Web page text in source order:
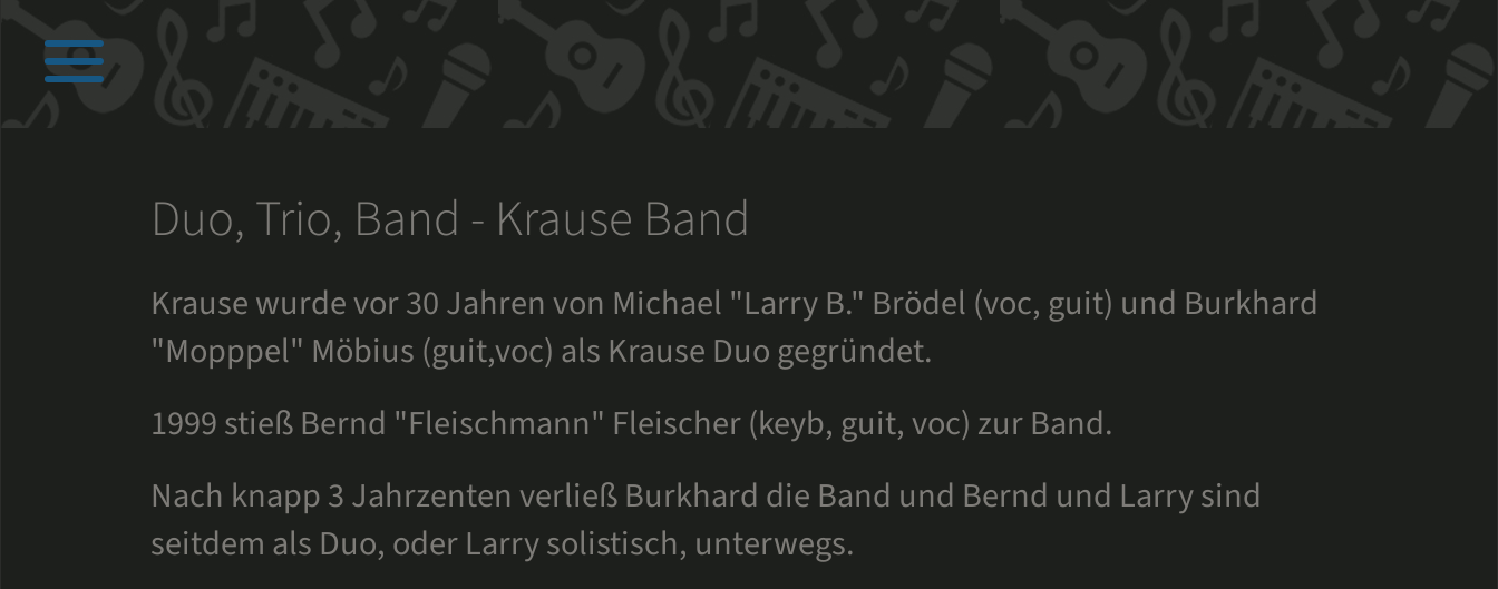
Biografie
next Show
Krause Band
next Show
alle Shows
Service
Kontakt
Duo, Trio, Band - Krause Band
Krause wurde vor 30 Jahren von Michael "Larry B." Brödel (voc, guit) und Burkhard
"Mopppel" Möbius (guit,voc) als Krause Duo gegründet.
1999 stieß Bernd "Fleischmann" Fleischer (keyb, guit, voc) zur Band.
Nach knapp 3 Jahrzenten verließ Burkhard die Band und Bernd und Larry sind
seitdem als Duo, oder Larry solistisch, unterwegs.